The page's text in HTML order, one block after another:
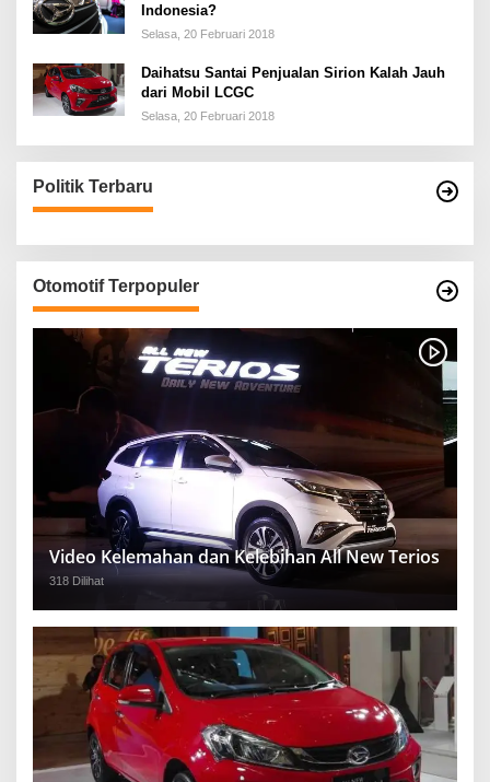
Indonesia?
Selasa, 20 Februari 2018
Daihatsu Santai Penjualan Sirion Kalah Jauh
dari Mobil LCGC
Selasa, 20 Februari 2018
Politik Terbaru
Otomotif Terpopuler
Video Kelemahan dan Kelebihan All New Terios
318 Dilihat